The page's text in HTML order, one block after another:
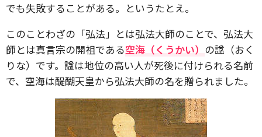
でも失敗することがある。というたとえ。
このことわざの「弘法」とは弘法大師のことで、弘法大
師とは真言宗の開祖である空海（くうかい） の諡（おく
りな）です。諡は地位の高い人が死後に付けられる名前
で、空海は醍醐天皇から弘法大師の名を贈られました。